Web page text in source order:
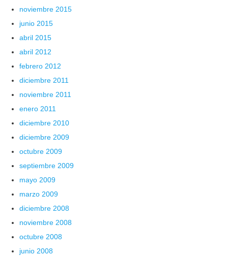
noviembre 2015
junio 2015
abril 2015
abril 2012
febrero 2012
diciembre 2011
noviembre 2011
enero 2011
diciembre 2010
diciembre 2009
octubre 2009
septiembre 2009
mayo 2009
marzo 2009
diciembre 2008
noviembre 2008
octubre 2008
junio 2008